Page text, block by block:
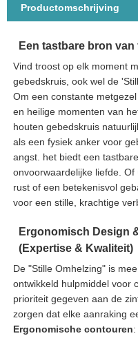
Productomschrijving
Een tastbare bron
Vind troost op elk moment
gebedskruis, ook wel de
Om een constante
en heilige momenten van
houten gebedskruis
als een fysiek anker voor
angst. het biedt een
onvoorwaardelijke liefde.
rust of een betekenisvol
voor een stille, krachtige
Ergonomisch Design
(Expertise & Kwaliteit)
De "Stille Omhelzing" is
ontwikkeld hulpmiddel voor
prioriteit gegeven aan de
zorgen dat elke aanraking
Ergonomische contouren